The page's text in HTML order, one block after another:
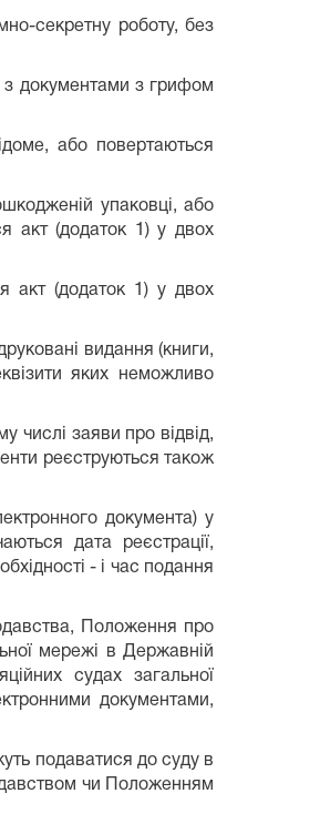
секретну роботу, без
з документами з грифом
або повертаються
упаковці, або
акт (додаток 1) у двох
акт (додаток 1) у двох
видання (книги,
яких неможливо
числі заяви про відвід,
реєструються також
документа) у
дата реєстрації,
- і час подання
Положення про
мережі в Державній
судах загальної
документами,
подаватися до суду в
чи Положенням